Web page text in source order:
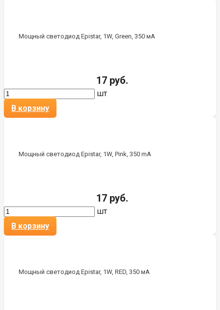
Мощный светодиод Epistar, 1W, Green, 350 мА
17 руб.
шт
В корзину
Мощный светодиод Epistar, 1W, Pink, 350 mA
17 руб.
шт
В корзину
Мощный светодиод Epistar, 1W, RED, 350 мА